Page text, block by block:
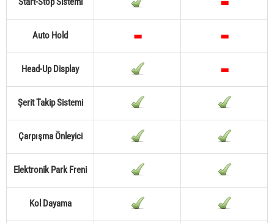
Auto Hold
Head-Up Display
Şerit Takip Sistemi
Çarpışma Önleyici
Elektronik Park Freni
Kol Dayama